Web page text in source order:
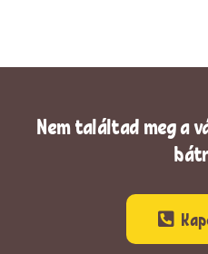
Nem találtad meg a